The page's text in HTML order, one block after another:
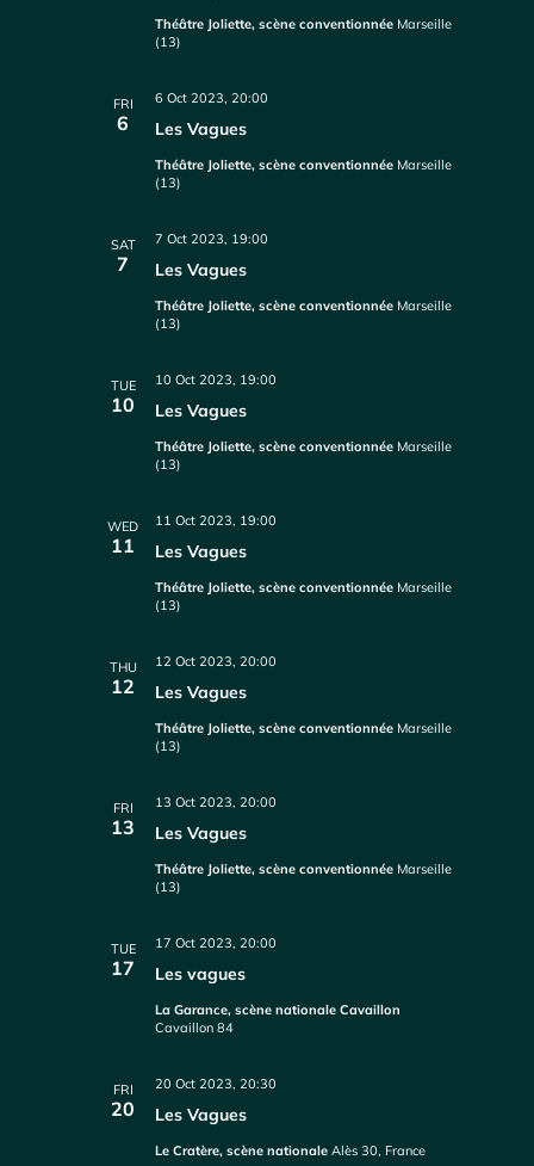
Théâtre Joliette, scène conventionnée Marseille
(13)
FRI
6 Les Vagues
6 Oct 2023, 20:00
Théâtre Joliette, scène conventionnée Marseille
(13)
SAT
7 Les Vagues
7 Oct 2023, 19:00
Théâtre Joliette, scène conventionnée Marseille
(13)
TUE
10 Les Vagues
10 Oct 2023, 19:00
Théâtre Joliette, scène conventionnée Marseille
(13)
WED
11 Les Vagues
11 Oct 2023, 19:00
Théâtre Joliette, scène conventionnée Marseille
(13)
THU
12 Les Vagues
12 Oct 2023, 20:00
Théâtre Joliette, scène conventionnée Marseille
(13)
FRI
13 Les Vagues
13 Oct 2023, 20:00
Théâtre Joliette, scène conventionnée Marseille
(13)
TUE
17 Les vagues
17 Oct 2023, 20:00
La Garance, scène nationale Cavaillon
Cavaillon 84
FRI
20 Les Vagues
20 Oct 2023, 20:30
Le Cratère, scène nationaleAlès 30, France